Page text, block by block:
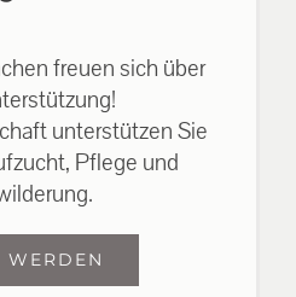
freuen sich über
unterstützen Sie
Pflege und
WERDEN